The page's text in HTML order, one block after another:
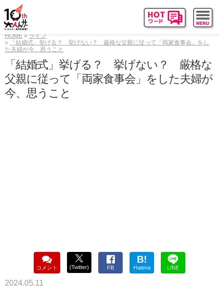
HOME
ライフ
「結婚式」挙げる？ 挙げない？ 厳格な父親に従って「両家食事会」をし
た夫婦が今、思うこと
「結婚式」挙げる？ 挙げない？ 厳格な
父親に従って「両家食事会」をした夫婦が
今、思うこと
コメント (Twitter) FB
B!
Hatena LINE
2024.05.11